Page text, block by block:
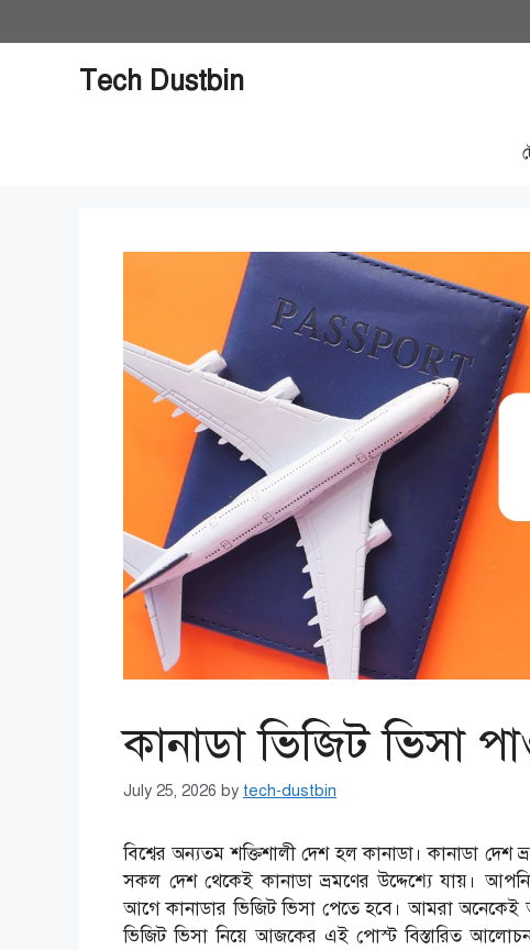
to
Tech Dustbin
কানাডা ভিজিট ভিসা
July 25, 2026 by tech-dustbin
বিশ্বের অন্যতম শক্তিশালী দেশ হল কানাডা। কানাডা দেশ
সকল দেশ থেকেই কানাডা ভ্রমণের উদ্দেশ্যে যায়।
আগে কানাডার ভিজিট ভিসা পেতে হবে। আমরা অনেকেই
ভিজিট ভিসা নিয়ে আজকের এই পোস্ট বিস্তারিত